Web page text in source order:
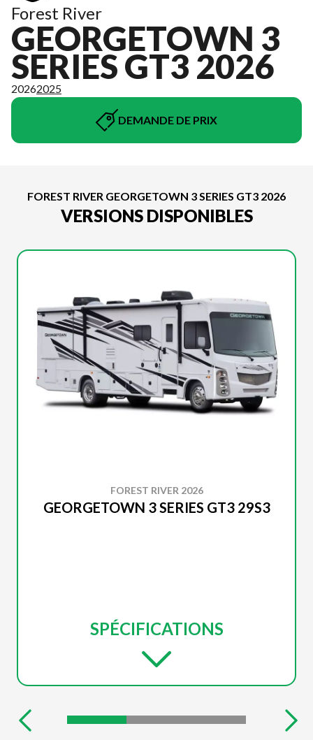
Forest River
GEORGETOWN 3
SERIES GT3 2026
20262025
DEMANDE DE PRIX
FOREST RIVER GEORGETOWN 3 SERIES GT3 2026
VERSIONS DISPONIBLES
FOREST RIVER 2026
GEORGETOWN 3 SERIES GT3 29S3
SPÉCIFICATIONS